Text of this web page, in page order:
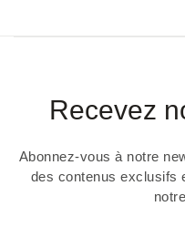
Recevez
Abonnez-vous à notre
des contenus exclusifs